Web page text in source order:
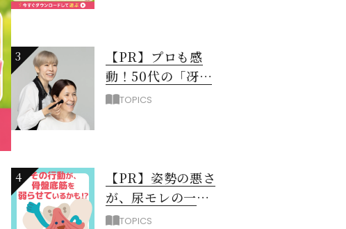
3
【PR】プロも感
動！50代の「冴え
ない黄ぐすみ」を
TOPICS
4
【PR】姿勢の悪さ
が、尿モレの一
因！？ 骨盤底筋
TOPICS